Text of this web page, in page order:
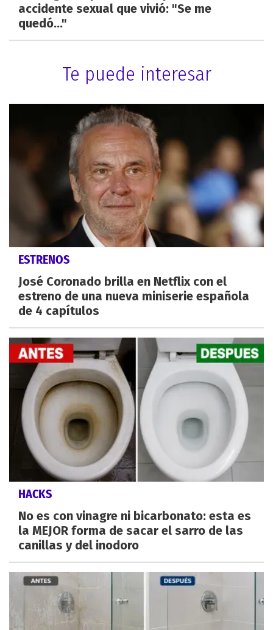
accidente sexual que vivió: "Se me
quedó..."
Te puede interesar
ESTRENOS
José Coronado brilla en Netflix con el
estreno de una nueva miniserie española
de 4 capítulos
HACKS
No es con vinagre ni bicarbonato: esta es
la MEJOR forma de sacar el sarro de las
canillas y del inodoro